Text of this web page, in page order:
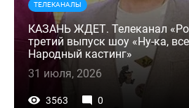
ТЕЛЕКАНАЛЫ
КАЗАНЬ ЖДЕТ. Телеканал
третий выпуск шоу «Ну-ка,
Народный кастинг»
31 июля, 2026
3563 0